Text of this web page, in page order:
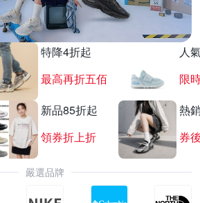
特降4折起
最高再折五佰
人
限
新品85折起
領券折上折
熱
券
嚴選品牌